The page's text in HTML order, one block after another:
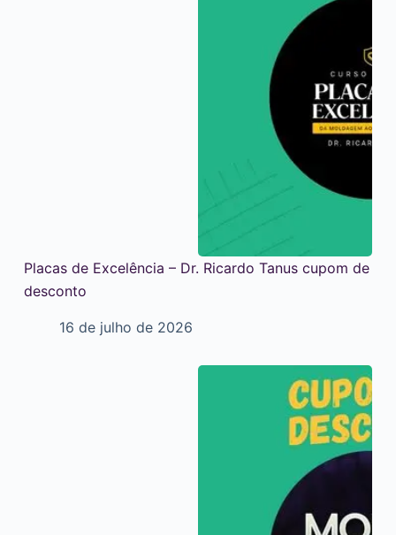
Placas de Excelência – Dr. Ricardo Tanus cupom de
desconto
16 de julho de 2026